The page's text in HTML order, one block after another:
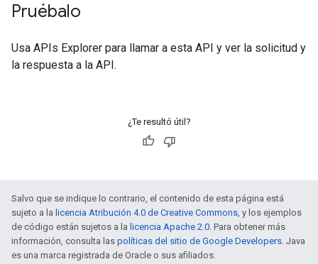
Pruébalo
Usa APIs Explorer para llamar a esta API y ver la solicitud y
la respuesta a la API.
¿Te resultó útil?
Salvo que se indique lo contrario, el contenido de esta página está
sujeto a la licencia Atribución 4.0 de Creative Commons, y los ejemplos
de código están sujetos a la licencia Apache 2.0. Para obtener más
información, consulta las políticas del sitio de Google Developers. Java
es una marca registrada de Oracle o sus afiliados.